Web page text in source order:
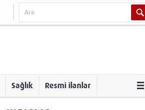
Sağlık Resmi ilanlar